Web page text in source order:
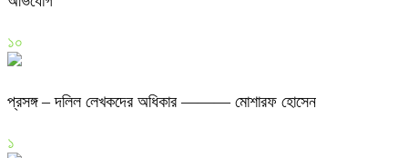
১০
প্রসঙ্গ – দলিল লেখকদের অধিকার ——— মোশারফ হোসেন
১